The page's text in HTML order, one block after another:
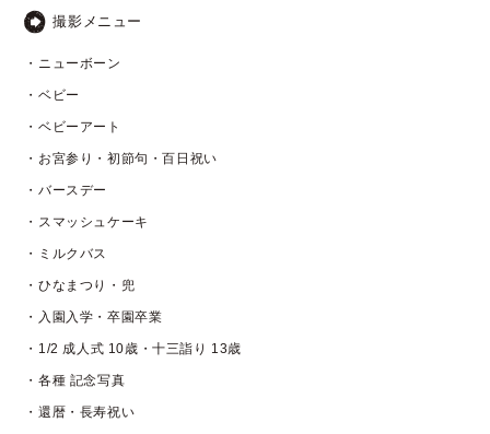
撮影メニュー
・ニューボーン
・ベビー
・ベビーアート
・お宮参り・初節句・百日祝い
・バースデー
・スマッシュケーキ
・ミルクバス
・ひなまつり・兜
・入園入学・卒園卒業
・1/2 成人式 10歳・十三詣り 13歳
・各種 記念写真
・還暦・長寿祝い